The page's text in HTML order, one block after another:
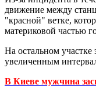
движение между
"красной" ветке,
материковой частью
На остальном
увеличенным
В Киеве мужчина